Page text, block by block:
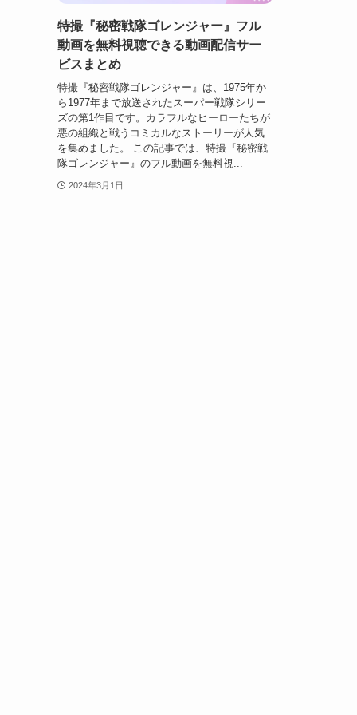
特撮『秘密戦隊ゴレンジャー』フル
動画を無料視聴できる動画配信サー
ビスまとめ
特撮『秘密戦隊ゴレンジャー』は、1975年か
ら1977年まで放送されたスーパー戦隊シリー
ズの第1作目です。カラフルなヒーローたちが
悪の組織と戦うコミカルなストーリーが人気
を集めました。 この記事では、特撮『秘密戦
隊ゴレンジャー』のフル動画を無料視...
2024年3月1日